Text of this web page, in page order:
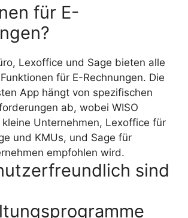
für E-
Lexoffice und Sage bieten alle
für E-Rechnungen. Die
App hängt von spezifischen
ab, wobei WISO
kleine Unternehmen, Lexoffice für
und KMUs, und Sage für
empfohlen wird.
sind